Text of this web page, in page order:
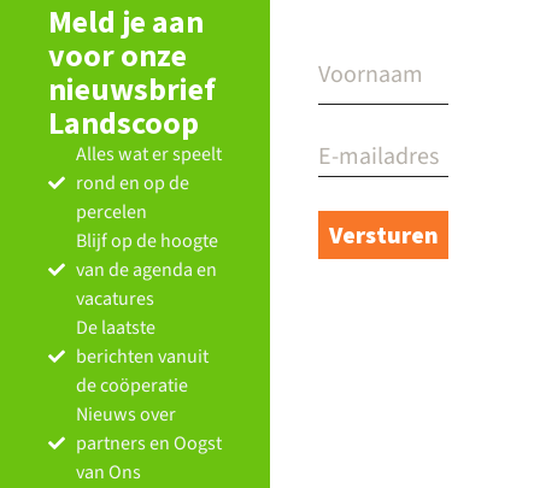
Meld je aan
voor onze
nieuwsbrief
Landscoop
Alles wat er speelt
rond en op de
percelen
Blijf op de hoogte
van de agenda en
vacatures
De laatste
berichten vanuit
de coöperatie
Nieuws over
partners en Oogst
van Ons